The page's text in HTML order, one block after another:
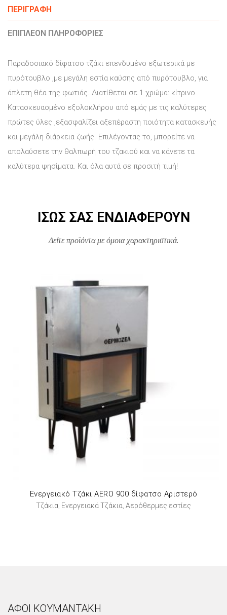
ΠΕΡΙΓΡΑΦΉ
ΕΠΙΠΛΈΟΝ ΠΛΗΡΟΦΟΡΊΕΣ
Παραδοσιακό δίφατσο τζάκι επενδυμένο εξωτερικά με
πυρότουβλο ,με μεγάλη εστία καύσης από πυρότουβλο, για
άπλετη θέα της φωτιάς. Διατίθεται σε 1 χρώμα: κίτρινο.
Κατασκευασμένο εξολοκλήρου από εμάς με τις καλύτερες
πρώτες ύλες ,εξασφαλίζει αξεπέραστη ποιότητα κατασκευής
και μεγάλη διάρκεια ζωής. Επιλέγοντας το, μπορείτε να
απολαύσετε την θαλπωρή του τζακιού και να κάνετε τα
καλύτερα ψησίματα. Και όλα αυτά σε προσιτή τιμή!
ΊΣΩΣ ΣΑΣ ΕΝΔΙΑΦΈΡΟΥΝ
Δείτε προϊόντα με όμοια χαρακτηριστικά.
Ενεργειακό Τζάκι AERO 900 δίφατσο Αριστερό
Τζάκια, Ενεργειακά Τζάκια, Αερόθερμες εστίες
ΑΦΟΙ ΚΟΥΜΑΝΤΑΚΗ